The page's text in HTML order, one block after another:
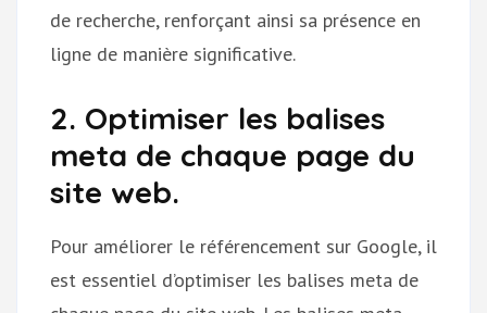
de recherche, renforçant ainsi sa présence en
ligne de manière significative.
2. Optimiser les balises
meta de chaque page du
site web.
Pour améliorer le référencement sur Google, il
est essentiel d’optimiser les balises meta de